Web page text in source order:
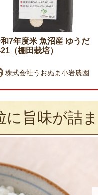
7年度米 魚沼産 ゆうだ
（棚田栽培）
株式会社うおぬま小岩農園
に旨味が詰